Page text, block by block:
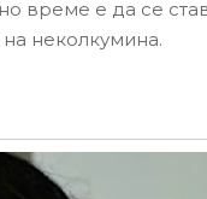
време е да се
неколкумина.